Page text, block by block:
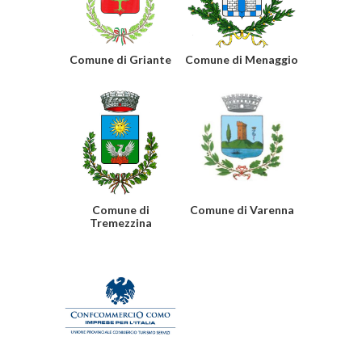
Comune di Griante Comune di Menaggio
Comune di
Tremezzina
Comune di Varenna